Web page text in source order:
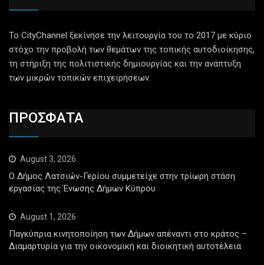
Το CityChannel ξεκίνησε την λειτουργία του το 2017 με κύριο
στόχο την προβολή των θεμάτων της τοπικής αυτοδιοίκησης,
τη στήριξη της πολιτιστικής δημιουργίας και την ανάπτυξη
των μικρών τοπικών επιχειρήσεων.
ΠΡΟΣΦΑΤΑ
August 3, 2026
Ο Δήμος Λατσιών-Γερίου συμμετείχε στην τρίωρη στάση
εργασίας της Ένωσης Δήμων Κύπρου
August 1, 2026
Παγκύπρια κινητοποίηση των Δήμων απέναντι στο κράτος –
Διαμαρτυρία για την οικονομική και διοικητική αυτοτέλεια